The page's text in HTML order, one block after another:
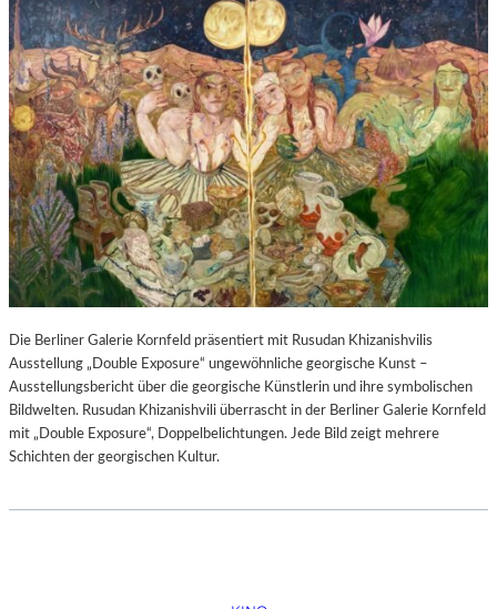
Die Berliner Galerie Kornfeld präsentiert mit Rusudan Khizanishvilis
Ausstellung „Double Exposure“ ungewöhnliche georgische Kunst –
Ausstellungsbericht über die georgische Künstlerin und ihre symbolischen
Bildwelten. Rusudan Khizanishvili überrascht in der Berliner Galerie Kornfeld
mit „Double Exposure“, Doppelbelichtungen. Jede Bild zeigt mehrere
Schichten der georgischen Kultur.